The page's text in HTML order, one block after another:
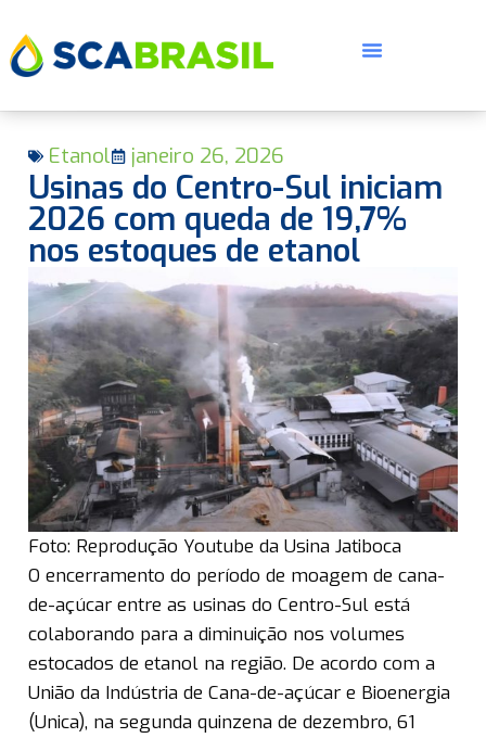
Etanol janeiro 26, 2026
Usinas do Centro-Sul iniciam
2026 com queda de 19,7%
nos estoques de etanol
Foto: Reprodução Youtube da Usina Jatiboca
O encerramento do período de moagem de cana-
de-açúcar entre as usinas do Centro-Sul está
colaborando para a diminuição nos volumes
estocados de etanol na região. De acordo com a
União da Indústria de Cana-de-açúcar e Bioenergia
(Unica), na segunda quinzena de dezembro, 61